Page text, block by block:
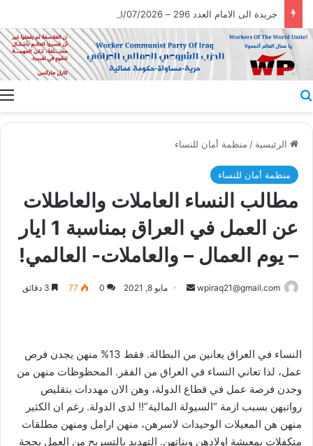
جريدة الى الامام العدد 296 – 28/07/2026
الرئيسية / منظمة أمان للنساء
منظمة أمان للنساء
مطالب النساء العاملات والعاطلات
عن العمل في العراق بمناسبة 1 ايار
– يوم العمال – والعاملات- العالمي!
wpiraq21@gmail.com
أرسل مايو 8, 2021 0
77
النساء في العراق يعانين من البطالة. فقط 13% منهن يجدن فرص
عمل، لذا تعاني النساء في العراق من الفقر. المحظوظات منهن من
وجدن فرصة عمل في قطاع الدولة، وهن الان مهددات بتقليص
رواتبهن بسبب ازمة “السيولة المالية”!! لدى الدولة. رغم ان الكثير
منهن هن المعيلات الوحيدات لاسرهن، منهن ارامل ومنهن مطلقات
متكفلات بمعيشة اولادهن وبناتهن. التهديد بالتسريح من العمل بحجة